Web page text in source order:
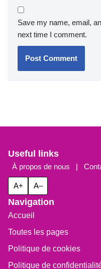
à travers les défis,
play et le respect des
développent une résilience
la récupération et la
Name*
Email
Website